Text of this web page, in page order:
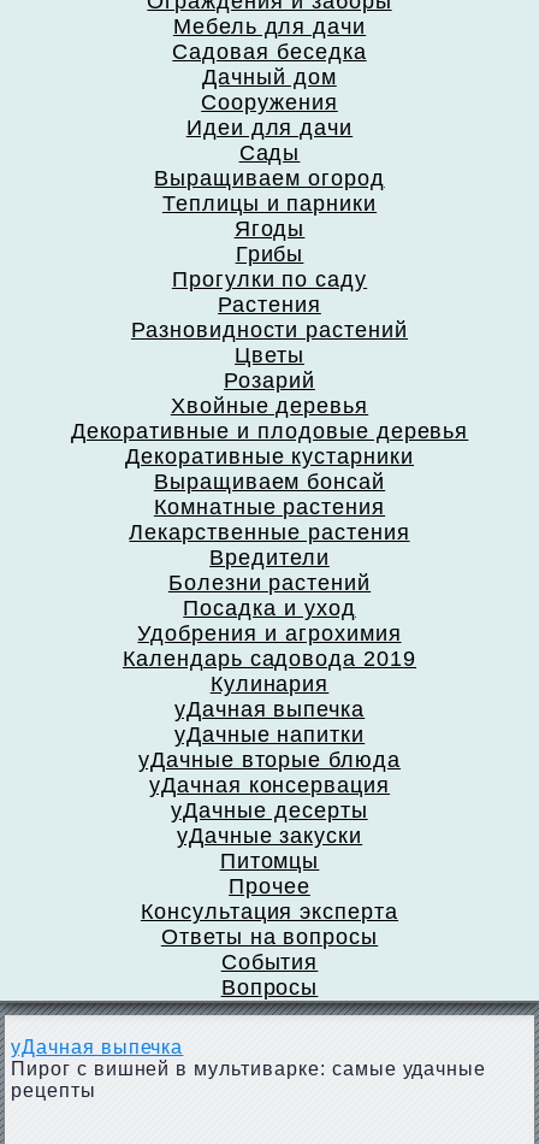
Мебель для дачи
Садовая беседка
Дачный дом
Сооружения
Идеи для дачи
Сады
Выращиваем огород
Теплицы и парники
Ягоды
Грибы
Прогулки по саду
Растения
Разновидности растений
Цветы
Розарий
Хвойные деревья
Декоративные и плодовые деревья
Декоративные кустарники
Выращиваем бонсай
Комнатные растения
Лекарственные растения
Вредители
Болезни растений
Посадка и уход
Удобрения и агрохимия
Календарь садовода 2019
Кулинария
уДачная выпечка
уДачные напитки
уДачные вторые блюда
уДачная консервация
уДачные десерты
уДачные закуски
Питомцы
Прочее
Консультация эксперта
Ответы на вопросы
События
Вопросы
уДачная выпечка
Пирог с вишней в мультиварке: самые удачные
рецепты